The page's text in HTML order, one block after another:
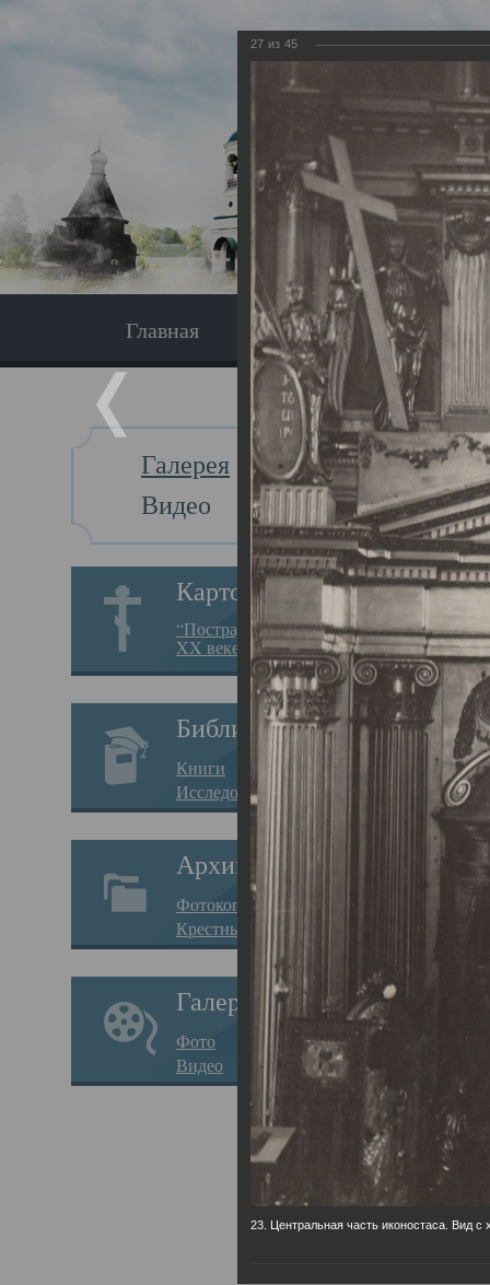
Главная Экскурсия
Галерея
Видео
Картотека
“Пострадавшие за веру в
XX веке на Севере”
Библиотека
Книги
Исследования
Архив
Фотокопии дел
Крестные ходы
Галерея
Фото
Видео
Главная
27 из 45
23. Центральная часть иконостаса. Вид с